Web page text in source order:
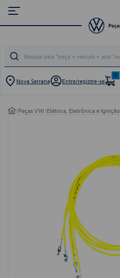
Nova Serrana Entre/registre-se
0
/Peças VW/Elétrica, Eletrônica e Ignição